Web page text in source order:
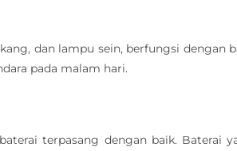
dan lampu sein, berfungsi dengan
pada malam hari.
terpasang dengan baik. Baterai